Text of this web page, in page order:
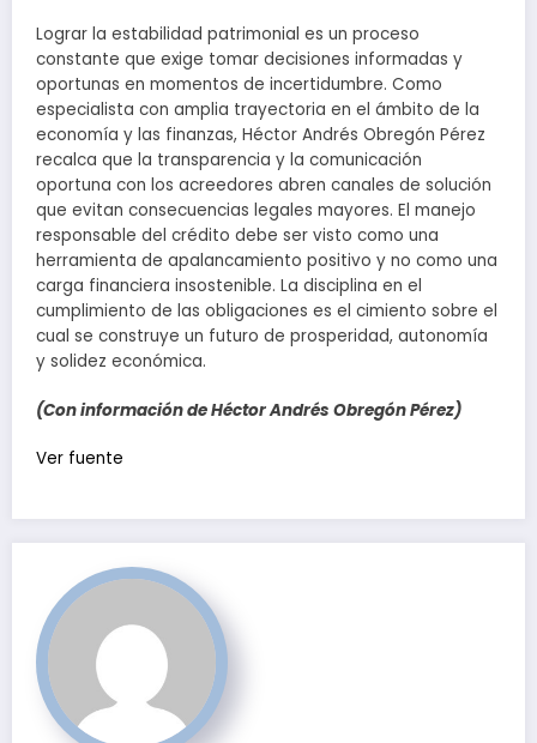
Lograr la estabilidad patrimonial es un proceso
constante que exige tomar decisiones informadas y
oportunas en momentos de incertidumbre. Como
especialista con amplia trayectoria en el ámbito de la
economía y las finanzas, Héctor Andrés Obregón Pérez
recalca que la transparencia y la comunicación
oportuna con los acreedores abren canales de solución
que evitan consecuencias legales mayores. El manejo
responsable del crédito debe ser visto como una
herramienta de apalancamiento positivo y no como una
carga financiera insostenible. La disciplina en el
cumplimiento de las obligaciones es el cimiento sobre el
cual se construye un futuro de prosperidad, autonomía
y solidez económica.
(Con información de Héctor Andrés Obregón Pérez)
Navegación
entradas
Ver fuente